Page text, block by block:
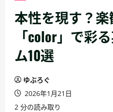
本性を現す？
「color」で彩
ム10選
ゆぶろぐ
2026年1月21日
2 分の読み取り